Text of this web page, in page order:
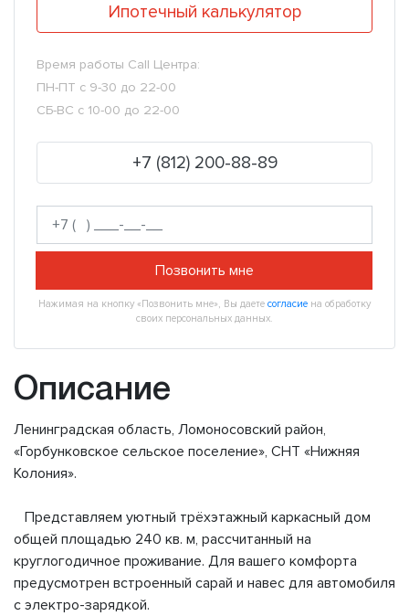
Ипотечный калькулятор
Время работы Call Центра:
ПН-ПТ с 9-30 до 22-00
СБ-ВС с 10-00 до 22-00
+7 (812) 200-88-89
Позвонить мне
Нажимая на кнопку «Позвонить мне», Вы даете согласие на обработку
своих персональных данных.
Описание
Ленинградская область, Ломоносовский район,
«Горбунковское сельское поселение», СНТ «Нижняя
Колония».
Представляем уютный трёхэтажный каркасный дом
общей площадью 240 кв. м, рассчитанный на
круглогодичное проживание. Для вашего комфорта
предусмотрен встроенный сарай и навес для автомобиля
с электро-зарядкой.